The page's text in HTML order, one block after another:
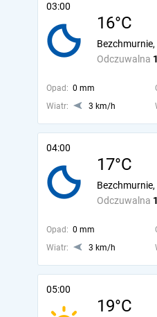
03:00
16°C
Odczuwalna
Bezchmurnie,
Opad: 0 mm
Wiatr:
3 km/h
04:00
17°C
Odczuwalna
Bezchmurnie,
Opad: 0 mm
Wiatr:
3 km/h
05:00
19°C